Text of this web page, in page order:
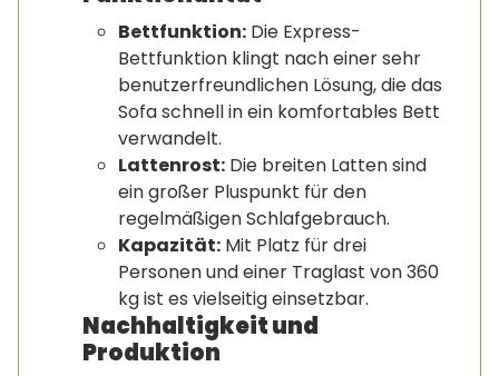
Bettfunktion: Die Express-
Bettfunktion klingt nach einer sehr
benutzerfreundlichen Lösung, die das
Sofa schnell in ein komfortables Bett
verwandelt.
Lattenrost: Die breiten Latten sind
ein großer Pluspunkt für den
regelmäßigen Schlafgebrauch.
Kapazität: Mit Platz für drei
Personen und einer Traglast von 360
kg ist es vielseitig einsetzbar.
Nachhaltigkeit und
Produktion